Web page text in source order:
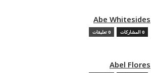
Abe Whitesides
0 المشاركات 0 تعليقات
Abel Flores